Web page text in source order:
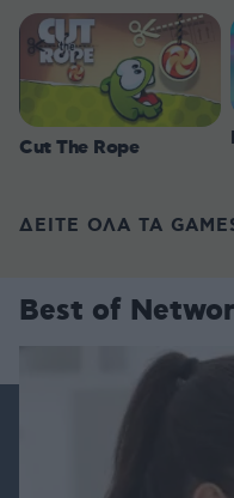
Cut The Rope
ΔΕΙΤΕ ΟΛΑ ΤΑ
Best of